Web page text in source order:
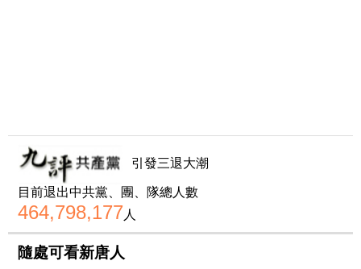
引發三退大潮
目前退出中共黨、團、隊總人數
464,798,177人
隨處可看新唐人